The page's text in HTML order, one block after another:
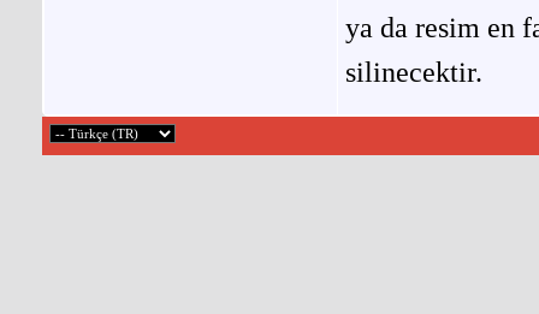
ya da resim en
silinecektir.